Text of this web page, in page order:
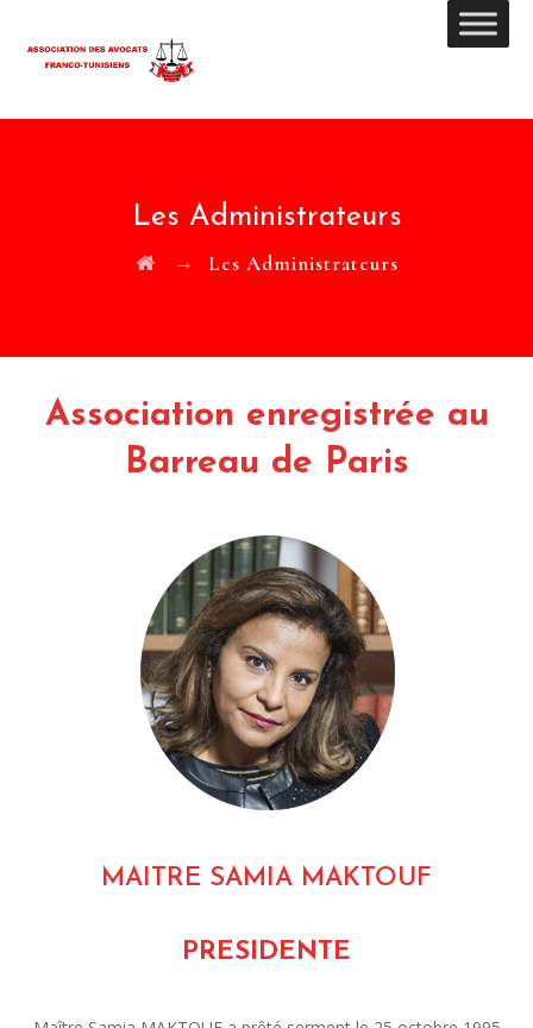
Les Administrateurs
→ Les Administrateurs
Association enregistrée au
Barreau de Paris
MAITRE SAMIA MAKTOUF
PRESIDENTE